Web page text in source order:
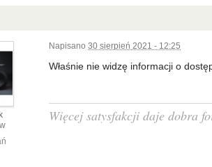
Napisano 30 sierpień 2021 - 12:25
Właśnie nie widzę informacji o
Więcej satysfakcji daje dobra